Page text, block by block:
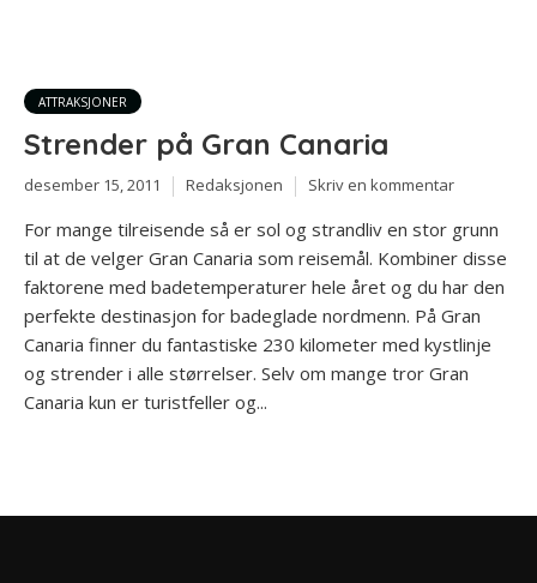
ATTRAKSJONER
Strender på Gran Canaria
desember 15, 2011 Redaksjonen Skriv en kommentar
For mange tilreisende så er sol og strandliv en stor grunn
til at de velger Gran Canaria som reisemål. Kombiner disse
faktorene med badetemperaturer hele året og du har den
perfekte destinasjon for badeglade nordmenn. På Gran
Canaria finner du fantastiske 230 kilometer med kystlinje
og strender i alle størrelser. Selv om mange tror Gran
Canaria kun er turistfeller og...